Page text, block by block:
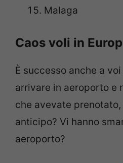
Malaga
Caos voli in
È successo anche a
arrivare in aeroporto e
che avevate
anticipo? Vi hanno
aeroporto?